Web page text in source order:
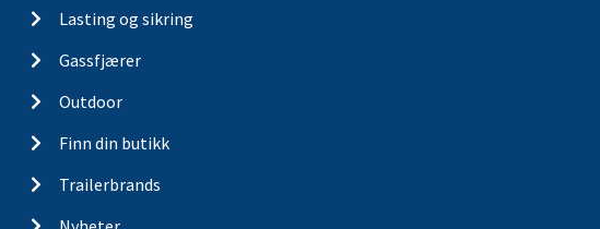
Lasting og sikring
Gassfjærer
Outdoor
Finn din butikk
Trailerbrands